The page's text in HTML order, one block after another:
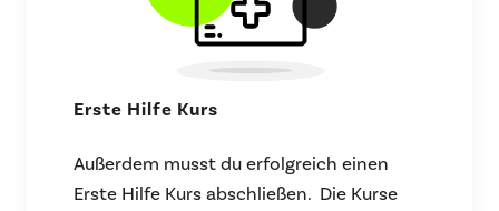
Erste Hilfe Kurs
Außerdem musst du erfolgreich einen
Erste Hilfe Kurs abschließen. Die Kurse